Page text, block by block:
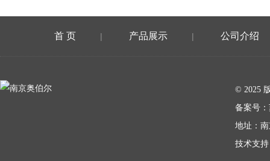
首 页 | 产品展示 | 公司介绍
© 2025
备案号：
地址：
技术支